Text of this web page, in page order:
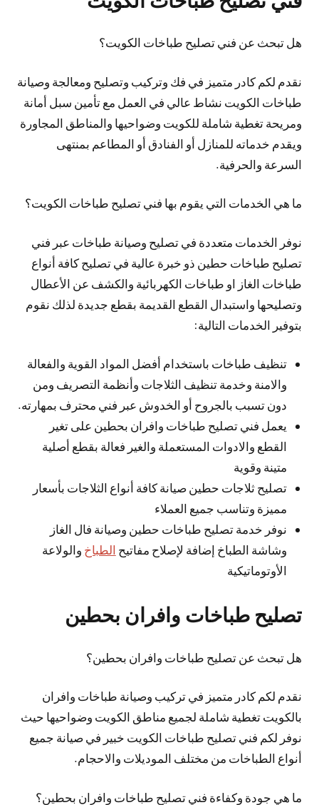
هل تبحث عن فني تصليح طباخات الكويت؟
نقدم لكم كادر متميز في فك وتركيب وتصليح ومعالجة وصيانة
طباخات الكويت نشاط عالي في العمل مع تأمين سبل أمانة
ومريحة تغطية شاملة للكويت وضواحيها والمناطق المجاورة
ويقدم خدماته للمنازل أو الفنادق أو المطاعم بمنتهى
السرعة والحرفية.
ما هي الخدمات التي يقوم بها فني تصليح طباخات الكويت؟
نوفر الخدمات متعددة في تصليح وصيانة طباخات عبر فني
تصليح طباخات حطين ذو خبرة عالية في تصليح كافة أنواع
طباخات الغاز او طباخات الكهربائية والكشف عن الأعطال
وتصليحها واستبدال القطع القديمة بقطع جديدة لذلك نقوم
بتوفير الخدمات التالية:
تنظيف طباخات باستخدام أفضل المواد القوية والفعالة
والامنة وخدمة تنظيف الثلاجات وأنظمة التصريف ومن
دون تسبب بالجروح أو الخدوش عبر فني محترف بمهارته.
يعمل فني تصليح طباخات وافران بحطين على تغير
القطع والادوات المستعملة والغير فعالة بقطع أصلية
متينة وقوية
تصليح ثلاجات حطين صيانة كافة أنواع الثلاجات بأسعار
مميزة وتناسب جميع العملاء
نوفر خدمة تصليح طباخات حطين وصيانة فال الغاز
وشاشة الطباخ إضافة لإصلاح مفاتيح الطباخ والولاعة
الأوتوماتيكية
تصليح طباخات وافران بحطين
هل تبحث عن تصليح طباخات وافران بحطين؟
نقدم لكم كادر متميز في تركيب وصيانة طباخات وافران
بالكويت تغطية شاملة لجميع مناطق الكويت وضواحيها حيث
نوفر لكم فني تصليح طباخات الكويت خبير في صيانة جميع
أنواع الطباخات من مختلف الموديلات والاحجام.
ما هي جودة وكفاءة فني تصليح طباخات وافران بحطين؟